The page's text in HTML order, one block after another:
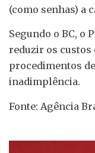
(como senhas) a
Segundo o BC, o
reduzir os custos
procedimentos
inadimplência.
Fonte: Agência